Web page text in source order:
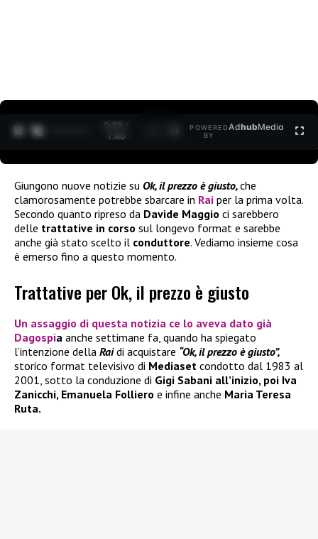
0:30 /
1:40
POWERED
BY
AdhubMedia
Giungono nuove notizie su Ok, il prezzo è giusto,che
clamorosamente potrebbe sbarcare in Rai per la prima volta.
Secondo quanto ripreso da Davide Maggio ci sarebbero
delle trattative in corso sul longevo format e sarebbe
anche già stato scelto il conduttore. Vediamo insieme cosa
è emerso fino a questo momento.
Trattative per Ok, il prezzo è giusto
Un assaggio di questa notizia ce lo aveva dato già
Dagospia anche settimane fa, quando ha spiegato
l’intenzione della Raidi acquistare “Ok, il prezzo è giusto”,
storico format televisivo di Mediaset condotto dal 1983 al
2001, sotto la conduzione di Gigi Sabani all’inizio, poi Iva
Zanicchi, Emanuela Folliero e infine anche Maria Teresa
Ruta.